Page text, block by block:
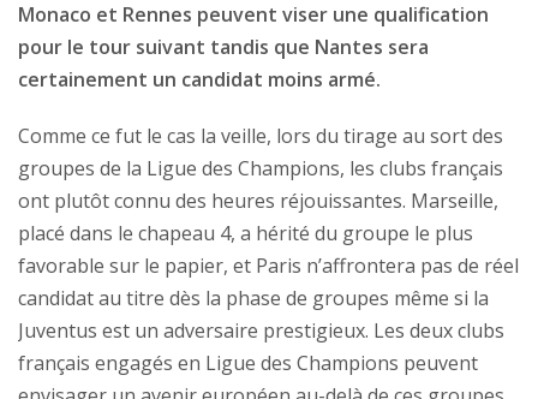
Monaco et Rennes peuvent viser une qualification
pour le tour suivant tandis que Nantes sera
certainement un candidat moins armé.
Comme ce fut le cas la veille, lors du tirage au sort des
groupes de la Ligue des Champions, les clubs français
ont plutôt connu des heures réjouissantes. Marseille,
placé dans le chapeau 4, a hérité du groupe le plus
favorable sur le papier, et Paris n’affrontera pas de réel
candidat au titre dès la phase de groupes même si la
Juventus est un adversaire prestigieux. Les deux clubs
français engagés en Ligue des Champions peuvent